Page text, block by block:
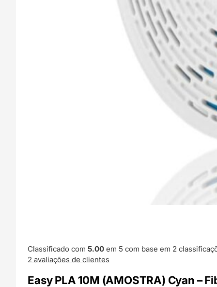
Classificado com5.00 em 5 com base em 2
2 avaliações de clientes
Easy PLA 10M (AMOSTRA) Cyan –